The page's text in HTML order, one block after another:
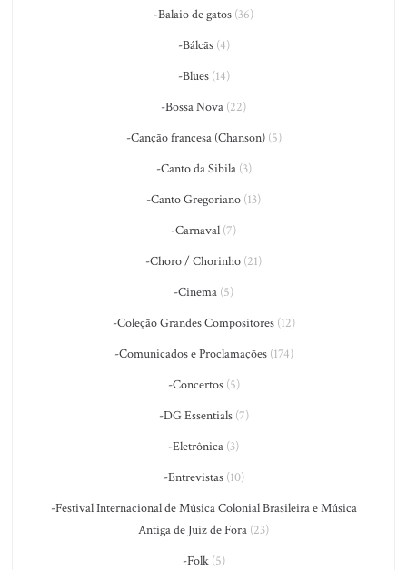
-Balaio de gatos (36)
-Bálcãs(4)
-Blues(14)
-Bossa Nova (22)
-Canção francesa (Chanson)(5)
-Canto da Sibila(3)
-Canto Gregoriano (13)
-Carnaval (7)
-Choro / Chorinho (21)
-Cinema (5)
-Coleção Grandes Compositores(12)
-Comunicados e Proclamações(174)
-Concertos(5)
-DG Essentials(7)
-Eletrônica (3)
-Entrevistas(10)
-Festival Internacional de Música Colonial Brasileira e Música
Antiga de Juiz de Fora (23)
-Folk(5)